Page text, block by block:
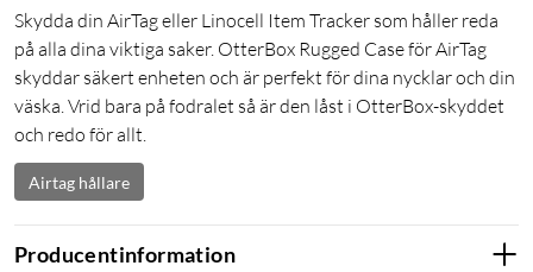
Skydda din AirTag eller Linocell Item Tracker som håller reda
på alla dina viktiga saker. OtterBox Rugged Case för AirTag
skyddar säkert enheten och är perfekt för dina nycklar och din
väska. Vrid bara på fodralet så är den låst i OtterBox-skyddet
och redo för allt.
Airtag hållare
Producentinformation